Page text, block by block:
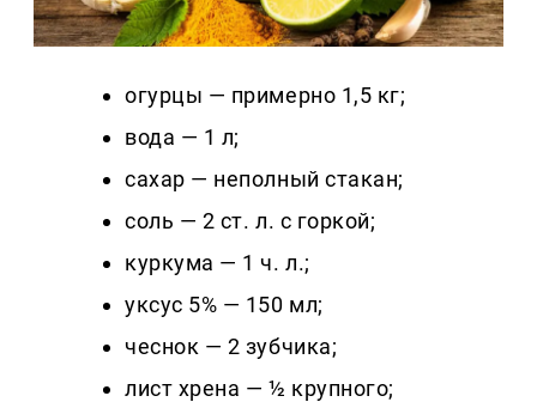
огурцы — примерно 1,5 кг;
вода — 1 л;
сахар — неполный стакан;
соль — 2 ст. л. с горкой;
куркума — 1 ч. л.;
уксус 5% — 150 мл;
чеснок — 2 зубчика;
лист хрена — ½ крупного;